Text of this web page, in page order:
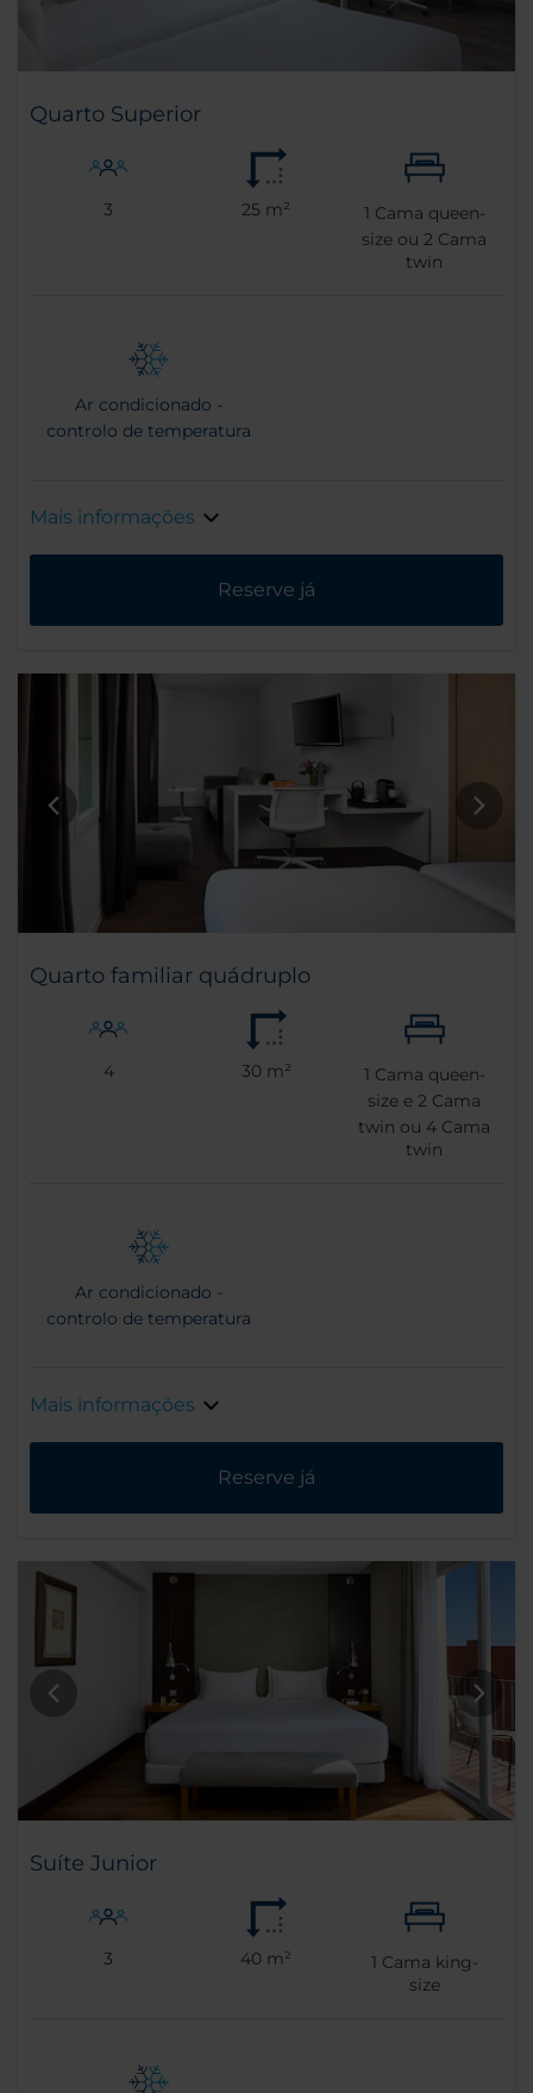
Quarto Superior
3 25 m² 1 Cama queen-
size ou2 Cama
twin
Ar condicionado -
controlo de temperatura
Mais informações
Reserve já
Quarto familiar quádruplo
4 30 m² 1 Cama queen-
size e2 Cama
twin ou 4 Cama
twin
Ar condicionado -
controlo de temperatura
Mais informações
Reserve já
Suíte Junior
3 40 m² 1 Cama king-
size